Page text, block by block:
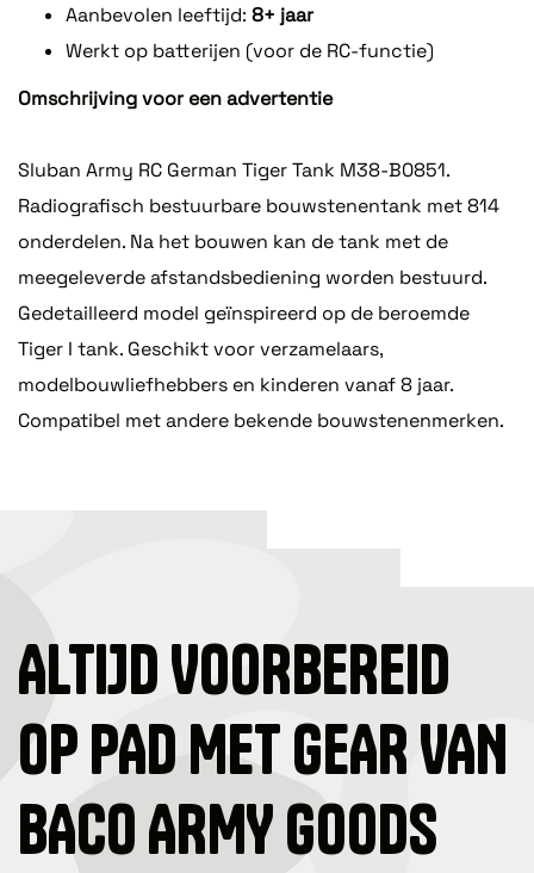
Aanbevolen leeftijd: 8+ jaar
Werkt op batterijen (voor de RC-functie)
Omschrijving voor een advertentie
Sluban Army RC German Tiger Tank M38-B0851.
Radiografisch bestuurbare bouwstenentank met 814
onderdelen. Na het bouwen kan de tank met de
meegeleverde afstandsbediening worden bestuurd.
Gedetailleerd model geïnspireerd op de beroemde
Tiger I tank. Geschikt voor verzamelaars,
modelbouwliefhebbers en kinderen vanaf 8 jaar.
Compatibel met andere bekende bouwstenenmerken.
ALTIJD VOORBEREID
OP PAD MET GEAR VAN
BACO ARMY GOODS